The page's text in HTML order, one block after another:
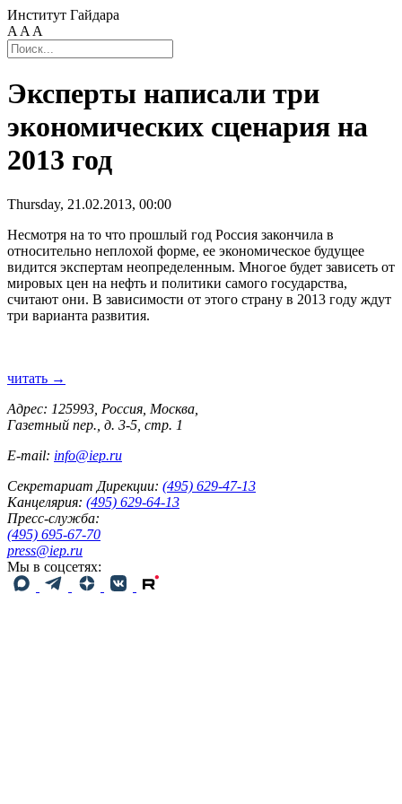
Институт Гайдара
A A A
Эксперты написали три
экономических сценария на
2013 год
Thursday, 21.02.2013, 00:00
Несмотря на то что прошлый год Россия закончила в
относительно неплохой форме, ее экономическое будущее
видится экспертам неопределенным. Многое будет зависеть от
мировых цен на нефть и политики самого государства,
считают они. В зависимости от этого страну в 2013 году ждут
три варианта развития.
читать →
Адрес: 125993, Россия, Москва,
Газетный пер., д. 3-5, стр. 1
E-mail: info@iep.ru
Секретариат Дирекции: (495) 629-47-13
Канцелярия: (495) 629-64-13
Пресс-служба:
(495) 695-67-70
press@iep.ru
Мы в соцсетях: